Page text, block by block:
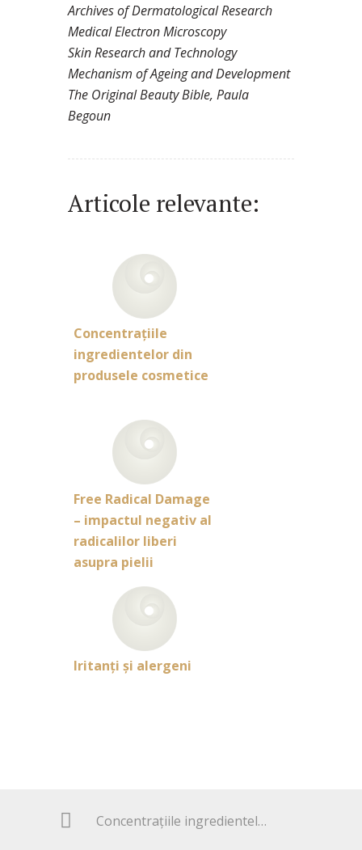
Archives of Dermatological Research
Medical Electron Microscopy
Skin Research and Technology
Mechanism of Ageing and Development
The Original Beauty Bible, Paula
Begoun
Articole relevante:
Concentraţiile
ingredientelor din
produsele cosmetice
Free Radical Damage
– impactul negativ al
radicalilor liberi
asupra pielii
Iritanţi şi alergeni
Concentraţiile ingredientelor din produsele cosmetice